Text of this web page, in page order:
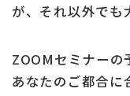
が、それ以外でも
ZOOMセミナーの
あなたのご都合に